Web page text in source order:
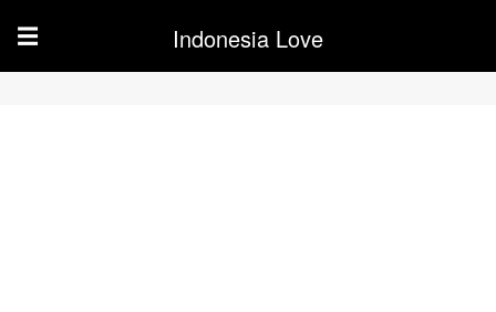
☰ Indonesia Love